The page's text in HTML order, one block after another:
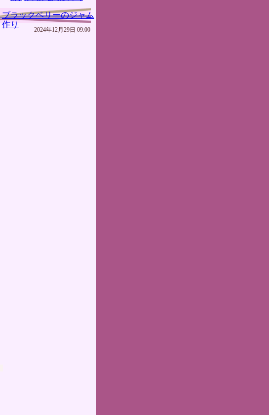
ブラックベリーのジャム
作り
2024年12月29日 09:00